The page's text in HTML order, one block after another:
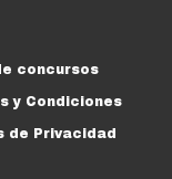
concursos
y Condiciones
de Privacidad